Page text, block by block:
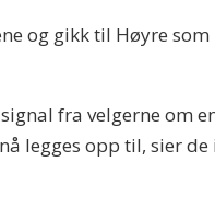
og gikk til Høyre
fra velgerne om
legges opp til, sier de